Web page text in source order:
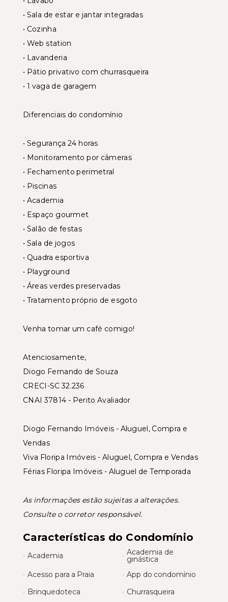
• Sala de estar e jantar integradas
• Cozinha
• Web station
• Lavanderia
• Pátio privativo com churrasqueira
• 1 vaga de garagem
Diferenciais do condomínio
• Segurança 24 horas
• Monitoramento por câmeras
• Fechamento perimetral
• Piscinas
• Academia
• Espaço gourmet
• Salão de festas
• Sala de jogos
• Quadra esportiva
• Playground
• Áreas verdes preservadas
• Tratamento próprio de esgoto
Venha tomar um café comigo!
Atenciosamente,
Diogo Fernando de Souza
CRECI-SC 32.236
CNAI 37814 - Perito Avaliador
Diogo Fernando Imóveis - Aluguel, Compra e
Vendas
Viva Floripa Imóveis - Aluguel, Compra e Vendas
Férias Floripa Imóveis - Aluguel de Temporada
As informações estão sujeitas a alterações.
Consulte o corretor responsável.
Características do Condomínio
• Academia • Academia de
ginástica
• Acesso para a Praia • App do condomínio
• Brinquedoteca • Churrasqueira